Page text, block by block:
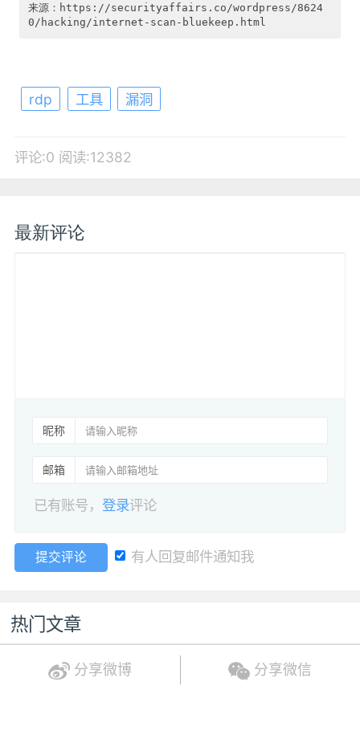
来源：https://securityaffairs.co/wordpress/8624
rdp 工具 漏洞
评论:0 阅读:12382
最新评论
昵称
邮箱
已有账号，登录评论
提交评论 有人回复邮件通知我
热门文章
分享微博 分享微信